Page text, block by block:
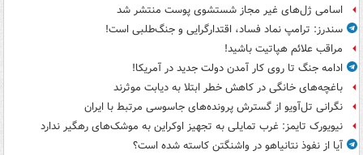
اسامی ژل‌های غیر مجاز شستشوی پوست منتشر شد
سندرز: ترامپ نماد فساد، اقتدارگرایی و جنگ‌طلبی است!
مراقب علائم هپاتیت باشید!
ادامه جنگ تا روی کار آمدن دولت جدید در آمریکا!
باغچه‌های خانگی در کاهش خطر ابتلا به دیابت موثرند
نگرانی تل‌آویو از گسترش پرونده‌های جاسوسی مرتبط با ایران
نیویورک تایمز: غرب تمایلی به تجهیز اوکراین به موشک‌های رهگیر ندارد
آیا از نفوذ نتانیاهو در واشنگتن کاسته شده است؟